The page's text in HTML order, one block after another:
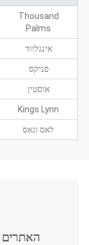
Thousand
Palms
אינגלווד
פניקס
אוסטין
Kings Lynn
לאס וגאס
האתרים